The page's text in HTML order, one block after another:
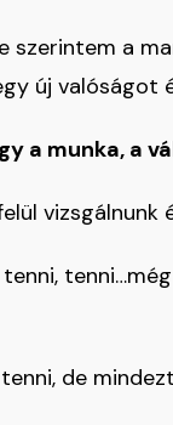
szerintem a
új valóságot
a munka, a
tenni,
de